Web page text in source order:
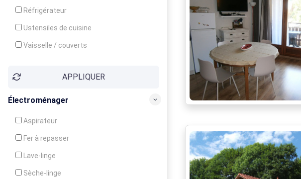
Réfrigérateur
Ustensiles de cuisine
Vaisselle / couverts
Congélateur
APPLIQUER
Électroménager
Aspirateur
Fer à repasser
Lave-linge
Sèche-linge